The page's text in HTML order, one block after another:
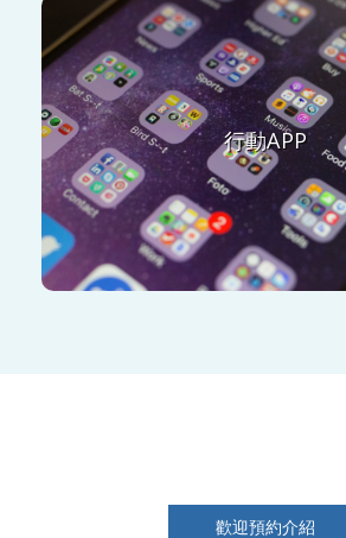
行動APP
IOS：文章閱讀
錄音
Android：配送，客服
歡迎預約介紹